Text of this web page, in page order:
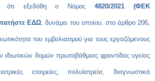
ότι εξεδόθη ο Νόμος4820/2021 (ΦΕΚ
ΕΔΩ, δυνάμει του οποίου, στο άρθρο 206,
του εμβολιασμού για τους εργαζόμενους
ιδιωτικών δομών πρωτοβάθμιας φροντίδας υγείας
εταιρείες, πολυϊατρεία, διαγνωστικά